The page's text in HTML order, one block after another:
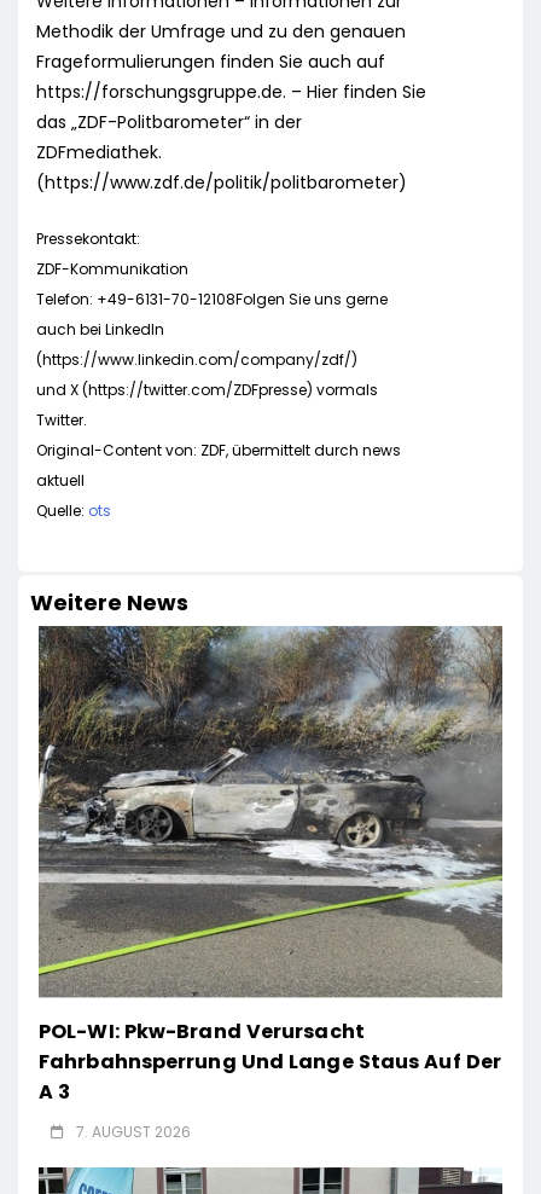
Methodik der Umfrage und zu den genauen
Frageformulierungen finden Sie auch auf
https://forschungsgruppe.de. – Hier finden Sie
das „ZDF-Politbarometer“ in der
ZDFmediathek.
(https://www.zdf.de/politik/politbarometer)
Pressekontakt:
ZDF-Kommunikation
Telefon: +49-6131-70-12108Folgen Sie uns gerne
auch bei LinkedIn
(https://www.linkedin.com/company/zdf/)
und X (https://twitter.com/ZDFpresse) vormals
Twitter.
Original-Content von: ZDF, übermittelt durch news
aktuell
Quelle: ots
Weitere News
POL-WI: Pkw-Brand Verursacht
Fahrbahnsperrung Und Lange Staus Auf Der
A 3
7. AUGUST 2026